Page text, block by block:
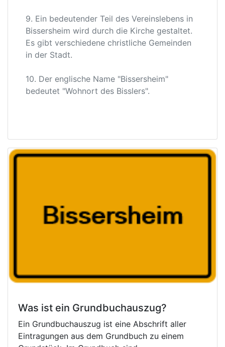
9. Ein bedeutender Teil des Vereinslebens in
Bissersheim wird durch die Kirche gestaltet.
Es gibt verschiedene christliche Gemeinden
in der Stadt.
10. Der englische Name "Bissersheim"
bedeutet "Wohnort des Bisslers".
Was ist ein Grundbuchauszug?
Ein Grundbuchauszug ist eine Abschrift aller
Eintragungen aus dem Grundbuch zu einem